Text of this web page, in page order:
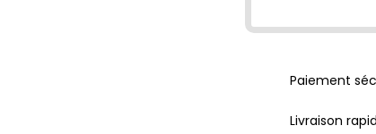
Paiement
Livraison